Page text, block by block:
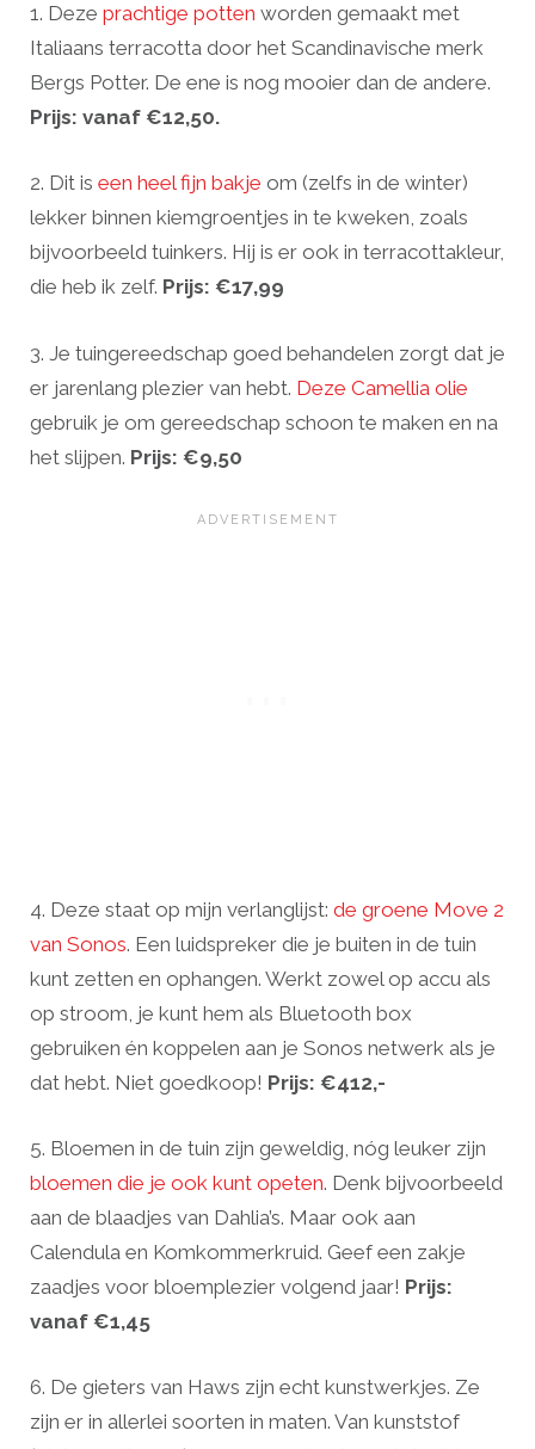
1. Deze prachtige potten worden gemaakt met
Italiaans terracotta door het Scandinavische merk
Bergs Potter. De ene is nog mooier dan de andere.
Prijs: vanaf €12,50.
2. Dit is een heel fijn bakje om (zelfs in de winter)
lekker binnen kiemgroentjes in te kweken, zoals
bijvoorbeeld tuinkers. Hij is er ook in terracottakleur,
die heb ik zelf. Prijs: €17,99
3. Je tuingereedschap goed behandelen zorgt dat je
er jarenlang plezier van hebt. Deze Camellia olie
gebruik je om gereedschap schoon te maken en na
het slijpen. Prijs: €9,50
4. Deze staat op mijn verlanglijst: de groene Move 2
van Sonos. Een luidspreker die je buiten in de tuin
kunt zetten en ophangen. Werkt zowel op accu als
op stroom, je kunt hem als Bluetooth box
gebruiken én koppelen aan je Sonos netwerk als je
dat hebt. Niet goedkoop! Prijs: €412,-
5. Bloemen in de tuin zijn geweldig, nóg leuker zijn
bloemen die je ook kunt opeten. Denk bijvoorbeeld
aan de blaadjes van Dahlia’s. Maar ook aan
Calendula en Komkommerkruid. Geef een zakje
zaadjes voor bloemplezier volgend jaar! Prijs:
vanaf €1,45
6. De gieters van Haws zijn echt kunstwerkjes. Ze
zijn er in allerlei soorten in maten. Van kunststof